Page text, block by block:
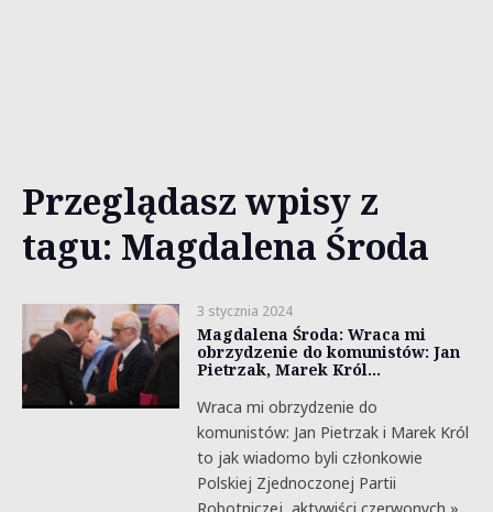
Przeglądasz wpisy z
tagu: Magdalena Środa
3 stycznia 2024
Magdalena Środa: Wraca mi
obrzydzenie do komunistów: Jan
Pietrzak, Marek Król…
Wraca mi obrzydzenie do
komunistów: Jan Pietrzak i Marek Król
to jak wiadomo byli członkowie
Polskiej Zjednoczonej Partii